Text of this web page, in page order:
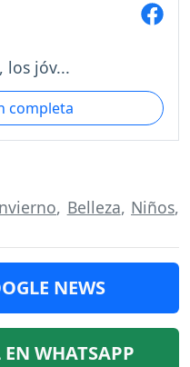
los jóv...
completa
, Belleza, Niños,
NEWS
WHATSAPP